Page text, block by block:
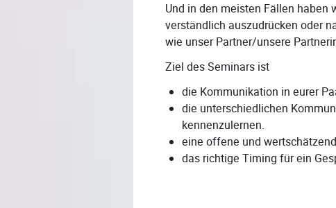
Und in den meisten Fällen haben
verständlich auszudrücken oder
wie unser Partner/unsere
Ziel des Seminars ist
die Kommunikation in eurer
die unterschiedlichen
kennenzulernen.
eine offene und
das richtige Timing für ein